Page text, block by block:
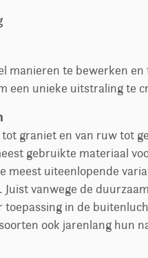
manieren te bewerken
een unieke uitstraling te
graniet en van ruw tot
gebruikte materiaal
meest uiteenlopende
Juist vanwege de
toepassing in de
ook jarenlang hun